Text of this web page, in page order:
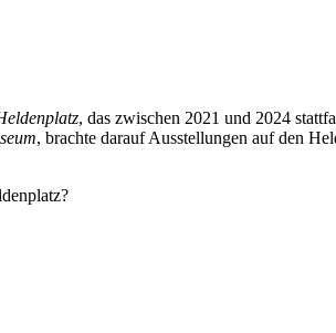
, das zwischen 2021 und 2024
, brachte darauf Ausstellungen auf den